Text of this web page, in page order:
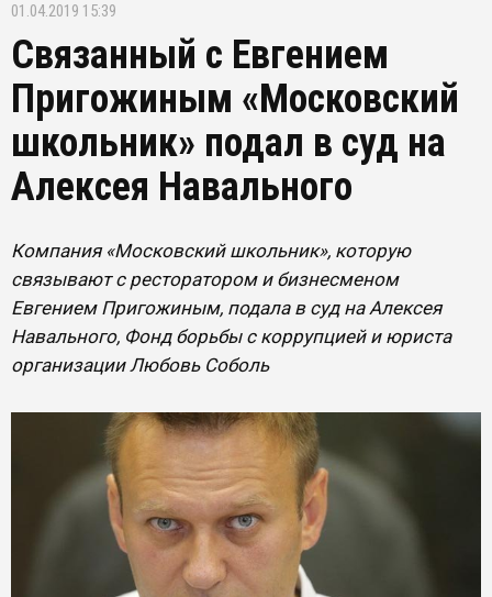
01.04.2019 15:39
Связанный с Евгением
Пригожиным «Московский
школьник» подал в суд на
Алексея Навального
Компания «Московский школьник», которую
связывают с ресторатором и бизнесменом
Евгением Пригожиным, подала в суд на Алексея
Навального, Фонд борьбы с коррупцией и юриста
организации Любовь Соболь